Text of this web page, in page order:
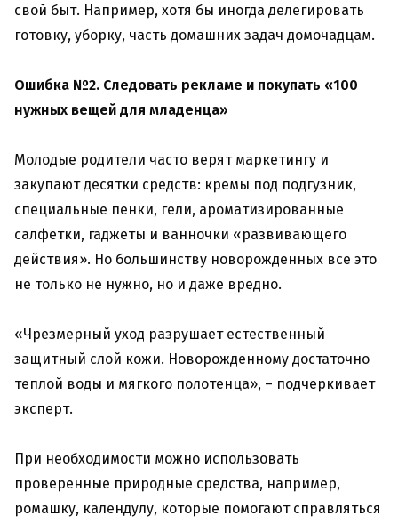
свой быт. Например, хотя бы иногда делегировать
готовку, уборку, часть домашних задач домочадцам.
Ошибка №2. Следовать рекламе и покупать «100
нужных вещей для младенца»
Молодые родители часто верят маркетингу и
закупают десятки средств: кремы под подгузник,
специальные пенки, гели, ароматизированные
салфетки, гаджеты и ванночки «развивающего
действия». Но большинству новорожденных все это
не только не нужно, но и даже вредно.
«Чрезмерный уход разрушает естественный
защитный слой кожи. Новорожденному достаточно
теплой воды и мягкого полотенца», – подчеркивает
эксперт.
При необходимости можно использовать
проверенные природные средства, например,
ромашку, календулу, которые помогают справляться